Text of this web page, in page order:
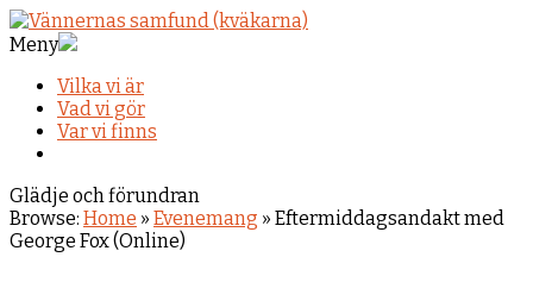
Meny
Vilka vi är
Vad vi gör
Var vi finns
Glädje och förundran
Browse: Home » Evenemang » Eftermiddagsandakt med
George Fox (Online)